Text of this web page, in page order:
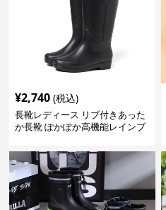
¥2,740 (税込)
長靴レディース リブ付きあった
か長靴 ぽかぽか高機能レインブ